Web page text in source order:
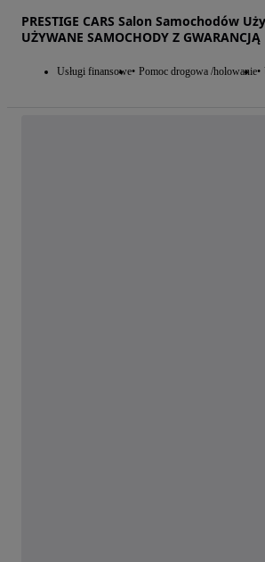
PRESTIGE CARS Salon Samochodów
UŻYWANE SAMOCHODY Z GWARANCJĄ
Usługi finansowe Pomoc drogowa /holowanie